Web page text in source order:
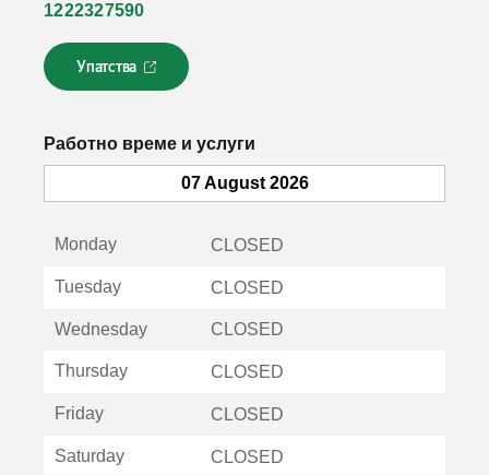
1222327590
Упатства
Л
и
к
с
Работно време и услуги
07 August 2026
Monday CLOSED
Tuesday CLOSED
Wednesday CLOSED
Thursday CLOSED
Friday CLOSED
Saturday CLOSED